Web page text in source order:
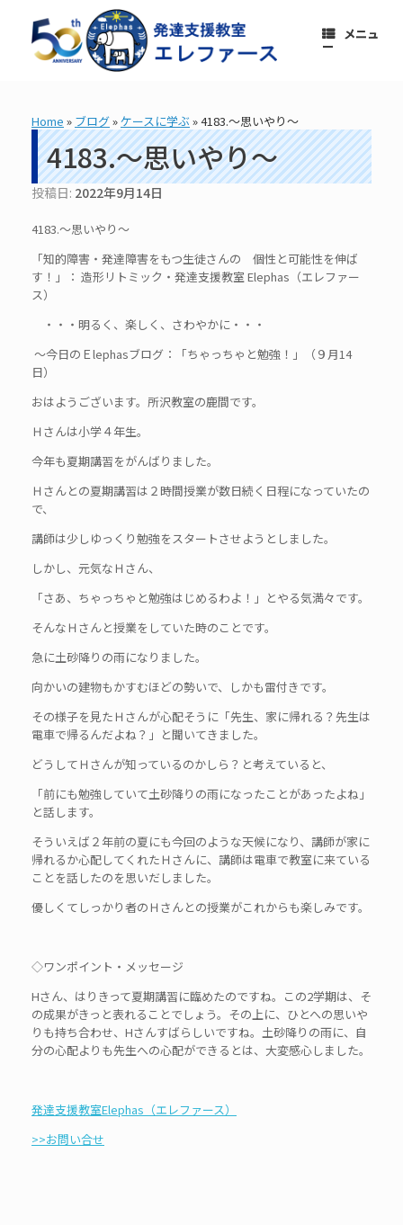
メニュ
ー
Home » ブログ»ケースに学ぶ »4183.～思いやり～
4183.～思いやり～
投稿日: 2022年9月14日
4183.～思いやり～
「知的障害・発達障害をもつ生徒さんの 個性と可能性を伸ば
す！」： 造形リトミック・発達支援教室 Elephas（エレファー
ス）
・・・明るく、楽しく、さわやかに・・・
～今日のＥlephasブログ：「ちゃっちゃと勉強！」（９月14
日）
おはようございます。所沢教室の鹿間です。
Ｈさんは小学４年生。
今年も夏期講習をがんばりました。
Ｈさんとの夏期講習は２時間授業が数日続く日程になっていたの
で、
講師は少しゆっくり勉強をスタートさせようとしました。
しかし、元気なＨさん、
「さあ、ちゃっちゃと勉強はじめるわよ！」とやる気満々です。
そんなＨさんと授業をしていた時のことです。
急に土砂降りの雨になりました。
向かいの建物もかすむほどの勢いで、しかも雷付きです。
その様子を見たＨさんが心配そうに「先生、家に帰れる？先生は
電車で帰るんだよね？」と聞いてきました。
どうしてＨさんが知っているのかしら？と考えていると、
「前にも勉強していて土砂降りの雨になったことがあったよね」
と話します。
そういえば２年前の夏にも今回のような天候になり、講師が家に
帰れるか心配してくれたＨさんに、講師は電車で教室に来ている
ことを話したのを思いだしました。
優しくてしっかり者のＨさんとの授業がこれからも楽しみです。
◇ワンポイント・メッセージ
Hさん、はりきって夏期講習に臨めたのですね。この2学期は、そ
の成果がきっと表れることでしょう。その上に、ひとへの思いや
りも持ち合わせ、Hさんすばらしいですね。土砂降りの雨に、自
分の心配よりも先生への心配ができるとは、大変感心しました。
発達支援教室Elephas（エレファース）
>>お問い合せ